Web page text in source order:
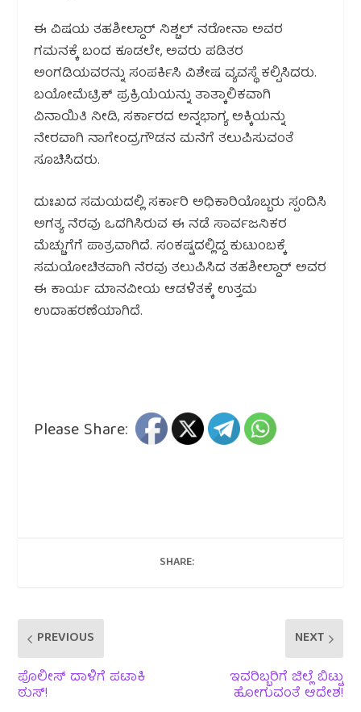
ಈ ವಿಷಯ ತಹಶೀಲ್ದಾರ್ ನಿಶ್ಚಲ್ ನರೋನಾ ಅವರ
ಗಮನಕ್ಕೆ ಬಂದ ಕೂಡಲೇ, ಅವರು ಪಡಿತರ
ಅಂಗಡಿಯವರನ್ನು ಸಂಪರ್ಕಿಸಿ ವಿಶೇಷ ವ್ಯವಸ್ಥೆ ಕಲ್ಪಿಸಿದರು.
ಬಯೋಮೆಟ್ರಿಕ್ ಪ್ರಕ್ರಿಯೆಯನ್ನು ತಾತ್ಕಾಲಿಕವಾಗಿ
ವಿನಾಯಿತಿ ನೀಡಿ, ಸರ್ಕಾರದ ಅನ್ನಭಾಗ್ಯ ಅಕ್ಕಿಯನ್ನು
ನೇರವಾಗಿ ನಾಗೇಂದ್ರಗೌಡನ ಮನೆಗೆ ತಲುಪಿಸುವಂತೆ
ಸೂಚಿಸಿದರು.
ದುಃಖದ ಸಮಯದಲ್ಲಿ ಸರ್ಕಾರಿ ಅಧಿಕಾರಿಯೊಬ್ಬರು ಸ್ಪಂದಿಸಿ
ಅಗತ್ಯ ನೆರವು ಒದಗಿಸಿರುವ ಈ ನಡೆ ಸಾರ್ವಜನಿಕರ
ಮೆಚ್ಚುಗೆಗೆ ಪಾತ್ರವಾಗಿದೆ. ಸಂಕಷ್ಟದಲ್ಲಿದ್ದ ಕುಟುಂಬಕ್ಕೆ
ಸಮಯೋಚಿತವಾಗಿ ನೆರವು ತಲುಪಿಸಿದ ತಹಶೀಲ್ದಾರ್ ಅವರ
ಈ ಕಾರ್ಯ ಮಾನವೀಯ ಆಡಳಿತಕ್ಕೆ ಉತ್ತಮ
ಉದಾಹರಣೆಯಾಗಿದೆ.
Please Share:
SHARE:
PREVIOUS
ಪೊಲೀಸ್ ದಾಳಿಗೆ ಪಟಾಕಿ
ಠುಸ್!
NEXT
ಇವರಿಬ್ಬರಿಗೆ ಜಿಲ್ಲೆ ಬಿಟ್ಟು
ಹೋಗುವಂತೆ ಆದೇಶ!